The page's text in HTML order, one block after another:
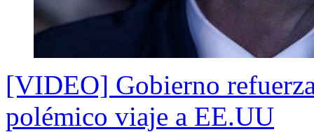
[VIDEO] Gobierno
polémico viaje a EE.UU